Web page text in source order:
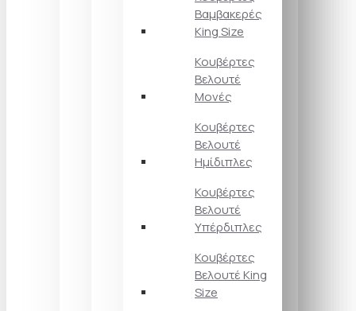
Βαμβακερές
King Size
Κουβέρτες
Βελουτέ
Μονές
Κουβέρτες
Βελουτέ
Ημίδιπλες
Κουβέρτες
Βελουτέ
Υπέρδιπλες
Κουβέρτες
Βελουτέ King
Size